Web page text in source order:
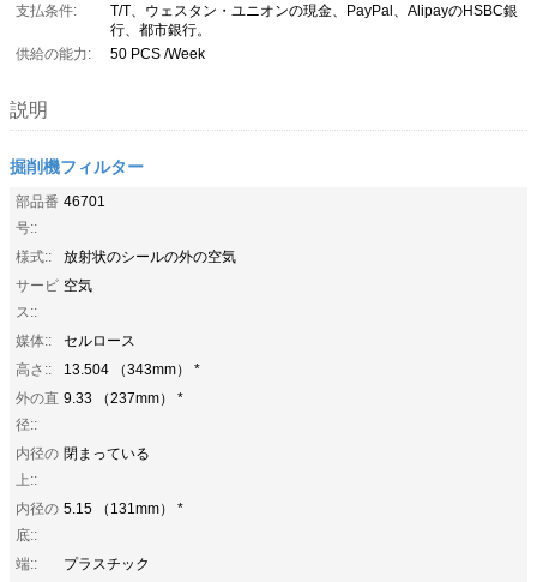
支払条件:
T/T、ウェスタン・ユニオンの現金、PayPal、AlipayのHSBC銀
行、都市銀行。
供給の能力:
50 PCS /Week
説明
掘削機フィルター
部品番
号::
46701
様式::
放射状のシールの外の空気
サービ
ス::
空気
媒体::
セルロース
高さ::
13.504 （343mm） *
外の直
径::
9.33 （237mm） *
内径の
上::
閉まっている
内径の
底::
5.15 （131mm） *
端::
プラスチック